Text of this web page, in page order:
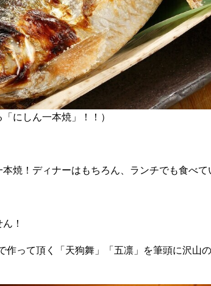
にしん一本焼」！！）
焼！ディナーはもちろん、ランチでも食べて
！
作って頂く「天狗舞」「五凛」を筆頭に沢山